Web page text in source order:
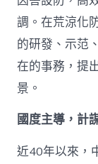
調。在荒涼化
的研發、示范
在的事務，提
景。
國度主導，計
近40年以來，